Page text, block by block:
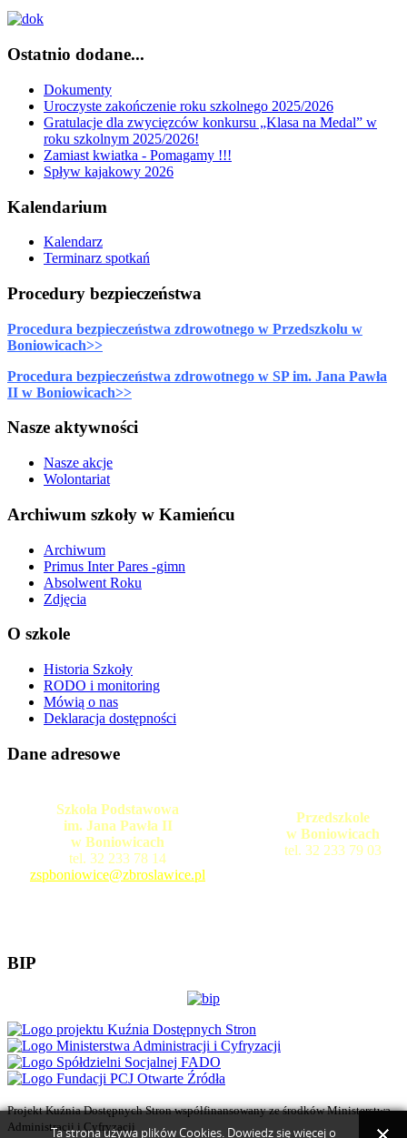
Ostatnio dodane...
Dokumenty
Uroczyste zakończenie roku szkolnego 2025/2026
Gratulacje dla zwycięzców konkursu „Klasa na Medal” w
roku szkolnym 2025/2026!
Zamiast kwiatka - Pomagamy !!!
Spływ kajakowy 2026
Kalendarium
Kalendarz
Terminarz spotkań
Procedury bezpieczeństwa
Procedura bezpieczeństwa zdrowotnego w Przedszkolu w
Boniowicach>>
Procedura bezpieczeństwa zdrowotnego w SP im. Jana Pawła
II w Boniowicach>>
Nasze aktywności
Nasze akcje
Wolontariat
Archiwum szkoły w Kamieńcu
Archiwum
Primus Inter Pares -gimn
Absolwent Roku
Zdjęcia
O szkole
Historia Szkoły
RODO i monitoring
Mówią o nas
Deklaracja dostępności
Dane adresowe
Szkoła Podstawowa
im. Jana Pawła II
w Boniowicach
tel. 32 233 78 14
zspboniowice@zbroslawice.pl
Przedszkole
w Boniowicach
tel. 32 233 79 03
BIP
Projekt Kuźnia Dostępnych Stron współfinansowany ze środków Ministerstwa
Administracji i Cyfryzacji
Ta strona używa plików Cookies. Dowiedz się więcej o